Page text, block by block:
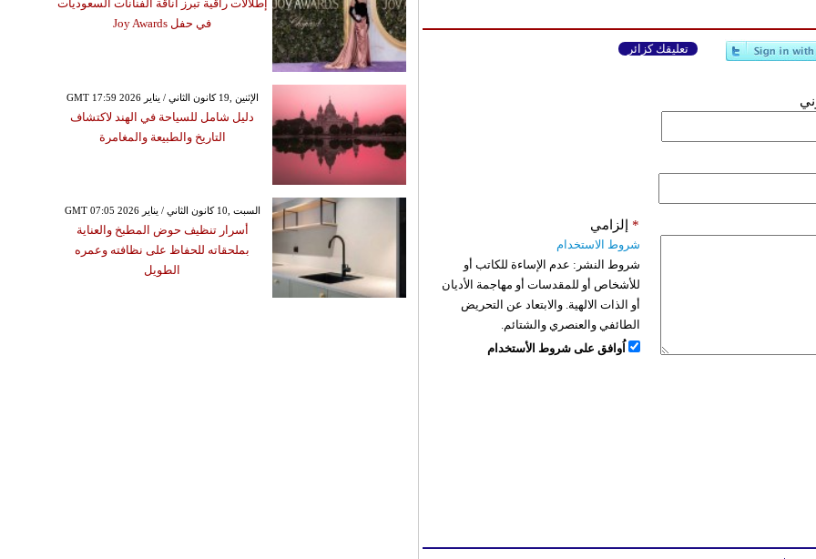
تعليقك كزائر
إلزامي *
شروط الاستخدام
شروط النشر: عدم الإساءة للكاتب أو
للأشخاص أو للمقدسات أو مهاجمة الأديان
أو الذات الالهية. والابتعاد عن التحريض
الطائفي والعنصري والشتائم.
اُوافق على شروط الأستخدام
إطلالات راقية تبرز أناقة الفنانات السعوديات
في حفل Joy Awards
GMT 17:59 2026 الإثنين ,19 كانون الثاني / يناير
دليل شامل للسياحة في الهند لاكتشاف
التاريخ والطبيعة والمغامرة
GMT 07:05 2026 السبت ,10 كانون الثاني / يناير
أسرار تنظيف حوض المطبخ والعناية
بملحقاته للحفاظ على نظافته وعمره
الطويل